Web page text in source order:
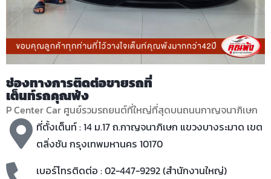
ช่องทางการติดต่อขายรถที่
เต็นท์รถคุณพ้ง
P Center Car ศูนย์รวมรถยนต์ที่ใหญ่ที่สุดบนถนนกาญจนาภิเษก
ที่ตั้งเต็นท์ : 14 ม.17 ถ.กาญจนาภิเษก แขวงบางระมาด เขต
ตลิ่งชัน กรุงเทพมหานคร 10170
เบอร์โทรติดต่อ : 02-447-9292 (สำนักงานใหญ่)